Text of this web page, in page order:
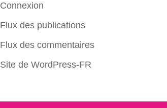
Connexion
Flux des publications
Flux des commentaires
Site de WordPress-FR